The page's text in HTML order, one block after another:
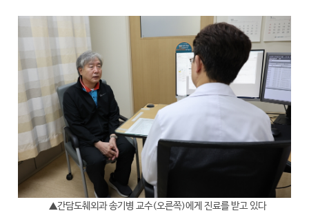
▲간담도췌외과 송기병 교수(오른쪽)에게 진료를 받고 있다